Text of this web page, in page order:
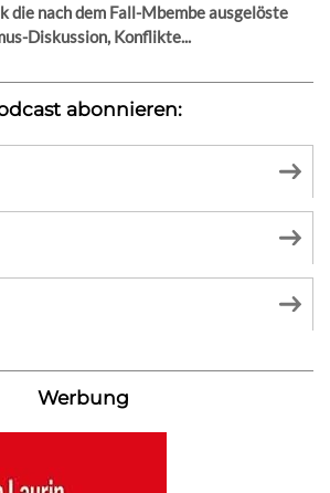
nach dem Fall-Mbembe ausgelöste
Diskussion, Konflikte...
abonnieren:
Werbung